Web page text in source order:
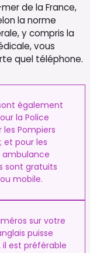
de la France,
la norme
y compris la
vous
quel téléphone.
également
la Police
Pompiers
et pour les
sont gratuits
mobile.
sur votre
puisse
est préférable